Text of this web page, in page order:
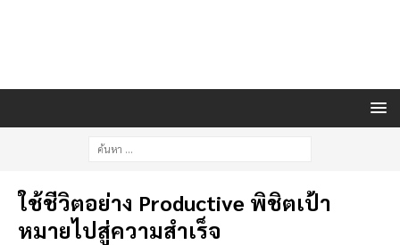
ใช้ชีวิตอย่าง Productive พิชิตเป้า
หมายไปสู่ความสำเร็จ